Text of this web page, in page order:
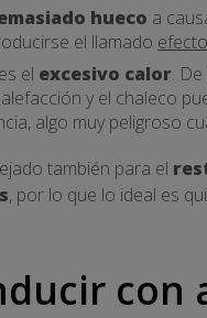
hueco a
el llamado
el excesivo calor.
y el chaleco
algo muy peligroso
también para el
, por lo que lo ideal es
con